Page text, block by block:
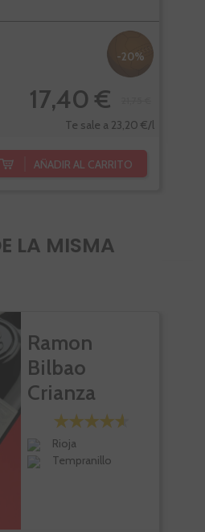
-20%
17,40 €
Te sale a 23,20 €/l
AÑADIR AL CARRITO
LA MISMA
Ramon
Bilbao
Crianza
Rioja
Tempranillo